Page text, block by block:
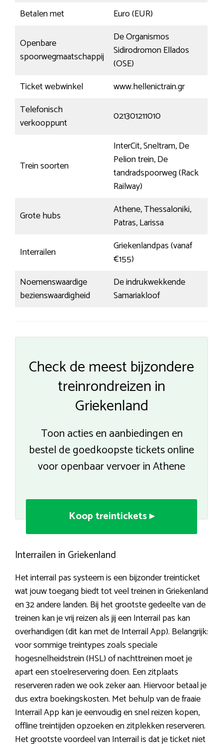
Betalen met
Euro (EUR)
Openbare
spoorwegmaatschappij
De Organismos
Sidirodromon Ellados
(OSE)
Ticket webwinkel
www.hellenictrain.gr
Telefonisch
verkooppunt
021301211010
Trein soorten
InterCit, Sneltram, De
Pelion trein, De
tandradspoorweg (Rack
Railway)
Grote hubs
Athene, Thessaloniki,
Patras, Larissa
Interrailen
Griekenlandpas (vanaf
€155)
Noemenswaardige
bezienswaardigheid
De indrukwekkende
Samariakloof
Check de meest bijzondere
treinrondreizen in
Griekenland
Toon acties en aanbiedingen en
bestel de goedkoopste tickets online
voor openbaar vervoer in Athene
Koop treintickets ▸
Interrailen in Griekenland
Het interrail pas systeem is een bijzonder treinticket
wat jouw toegang biedt tot veel treinen in Griekenland
en 32 andere landen. Bij het grootste gedeelte van de
treinen kan je vrij reizen als jij een Interrail pas kan
overhandigen (dit kan met de Interrail App). Belangrijk:
voor sommige treintypes zoals speciale
hogesnelheidstrein (HSL) of nachttreinen moet je
apart een stoelreservering doen. Een zitplaats
reserveren raden we ook zeker aan. Hiervoor betaal je
dus extra boekingskosten. Met behulp van de fraaie
Interrail App kan je eenvoudig en snel reizen kopen,
offline treintijden opzoeken en zitplekken reserveren.
Het grootste voordeel van Interrail is dat je ticket niet